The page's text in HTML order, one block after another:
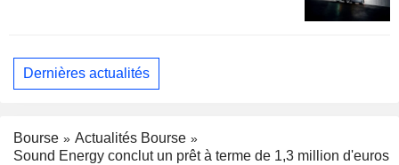
Dernières actualités
Bourse
Actualités Bourse
Sound Energy conclut un prêt à terme de 1,3 million d'euros